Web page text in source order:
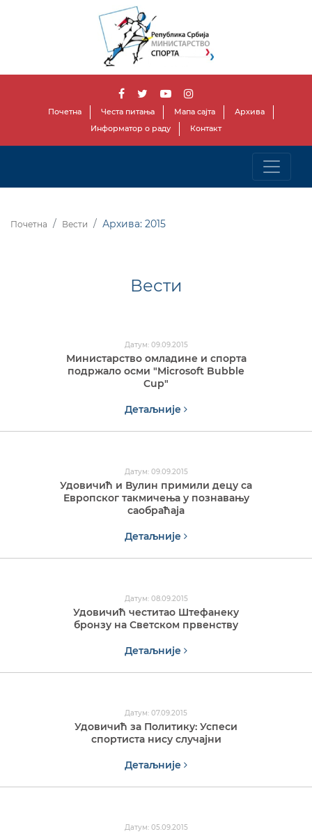
Почетна Честа питања Мапа сајта
Архива
Информатор о раду
Контакт
Почетна Вести Архива: 2015
Вести
Датум: 09.09.2015
Министарство омладине и спорта
подржало осми "Microsoft Bubble
Cup"
Детаљније
Датум: 09.09.2015
Удовичић и Вулин примили децу са
Европског такмичења у познавању
саобраћаја
Детаљније
Датум: 08.09.2015
Удовичић честитао Штефанеку
бронзу на Светском првенству
Детаљније
Датум: 07.09.2015
Удовичић за Политику: Успеси
спортиста нису случајни
Детаљније
Датум: 05.09.2015